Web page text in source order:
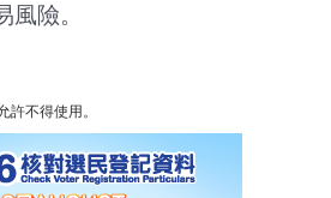
險。
許不得使用。